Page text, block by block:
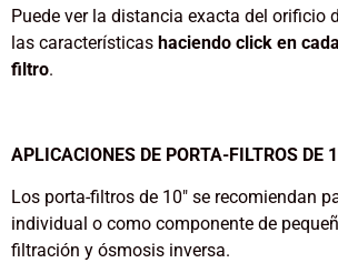
Puede ver la distancia exacta del orificio
las características haciendo click en
filtro.
APLICACIONES DE PORTA-FILTROS DE
Los porta-filtros de 10″ se recomiendan
individual o como componente de
filtración y ósmosis inversa.